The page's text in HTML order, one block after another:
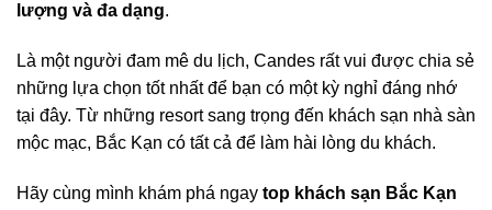
lượng và đa dạng.
Là một người đam mê du lịch, Candes rất vui được chia sẻ
những lựa chọn tốt nhất để bạn có một kỳ nghỉ đáng nhớ
tại đây. Từ những resort sang trọng đến khách sạn nhà sàn
mộc mạc, Bắc Kạn có tất cả để làm hài lòng du khách.
Hãy cùng mình khám phá ngay top khách sạn Bắc Kạn